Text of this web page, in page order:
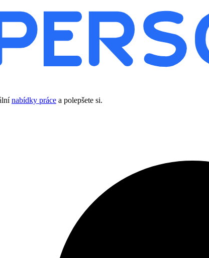
nabídky práce a polepšete si.